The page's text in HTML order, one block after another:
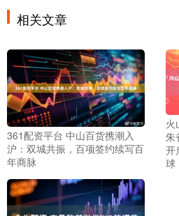
相关文章
361配资平台 中山百货携潮入
沪：双城共振，百项签约续写百
年商脉
火
朱
开
球